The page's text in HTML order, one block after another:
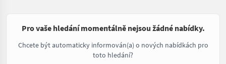
Pro vaše hledání momentálně nejsou žádné nabídky.
Chcete být automaticky informován(a) o nových nabídkách pro
toto hledání?